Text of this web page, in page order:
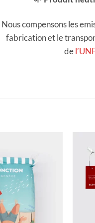
Nous compensons les
fabrication et le
de